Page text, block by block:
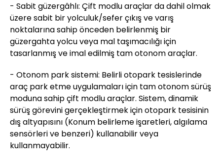
- Sabit güzergâhlı: Çift modlu araçlar da dahil olmak
üzere sabit bir yolculuk/sefer çıkış ve varış
noktalarına sahip önceden belirlenmiş bir
güzergahta yolcu veya mal taşımacılığı için
tasarlanmış ve imal edilmiş tam otonom araçlar.
- Otonom park sistemi: Belirli otopark tesislerinde
araç park etme uygulamaları için tam otonom sürüş
moduna sahip çift modlu araçlar. Sistem, dinamik
sürüş görevini gerçekleştirmek için otopark tesisinin
dış altyapısını (Konum belirleme işaretleri, algılama
sensörleri ve benzeri) kullanabilir veya
kullanmayabilir.